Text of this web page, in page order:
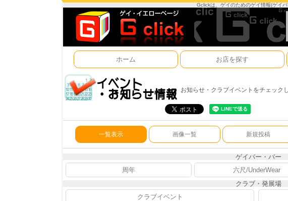
Gclickは、ゲイのためのゲイ情報(ゲイ
ホーム お店を探す
お知らせ・クラブイベントをチェック
一覧表示 画像一覧 新規投稿
ゲイバー・バー
周年
六尺/UnderWear
クラブ・発展場
クラブイベント